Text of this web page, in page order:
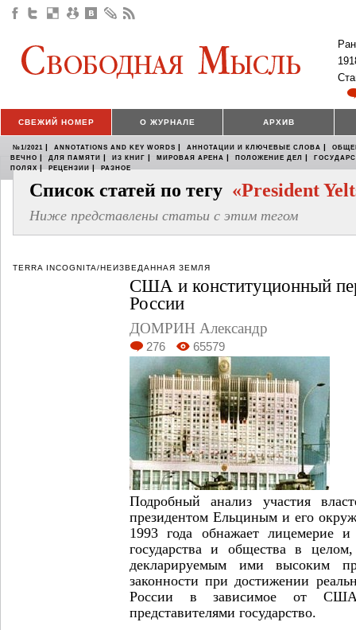
СВЕЖИЙ НОМЕР О ЖУРНАЛЕ АРХИВ
№1/2021 | ANNOTATIONS AND KEY WORDS | АННОТАЦИИ И КЛЮЧЕВЫЕ СЛОВА |
ВЕЧНО | ДЛЯ ПАМЯТИ | ИЗ КНИГ | МИРОВАЯ АРЕНА | ПОЛОЖЕНИЕ ДЕЛ |
ПОЛЯХ | РЕЦЕНЗИИ | РАЗНОЕ
Список статей по тегу «President
Ниже представлены статьи с этим тегом
TERRA INCOGNITA/НЕИЗВЕДАННАЯ ЗЕМЛЯ
США и конституционный
России
ДОМРИН Александр
276 65579
Подробный анализ участия
президентом Ельциным и его
1993 года обнажает лицемерие и
государства и общества в
декларируемым ими высоким
законности при достижении
России в зависимое от
представителями государство.